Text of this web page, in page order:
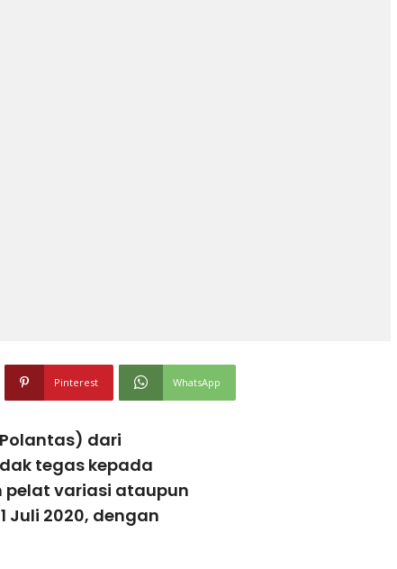
Pinterest WhatsApp
dari
tegas kepada
pelat variasi ataupun
Juli 2020, dengan